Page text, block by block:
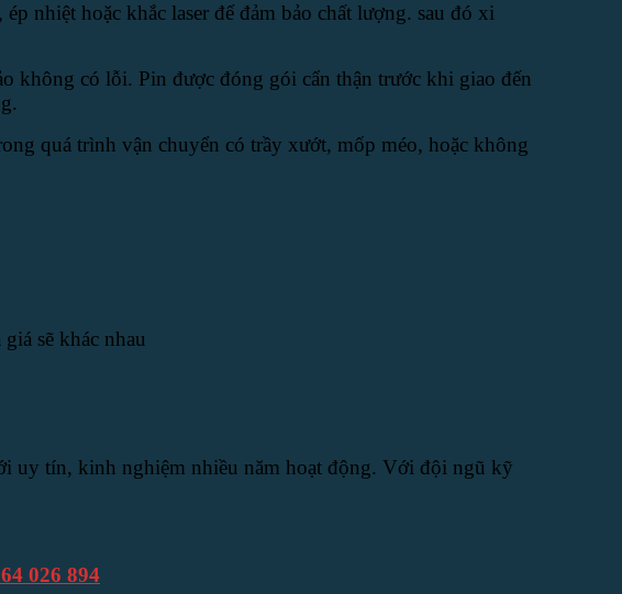
nhiệt hoặc khắc laser để đảm bảo chất lượng. sau đó xi
không có lỗi. Pin được đóng gói cẩn thận trước khi giao đến
quá trình vận chuyển có trầy xướt, mốp méo, hoặc không
sẽ khác nhau
uy tín, kinh nghiệm nhiều năm hoạt động. Với đội ngũ kỹ
026 894